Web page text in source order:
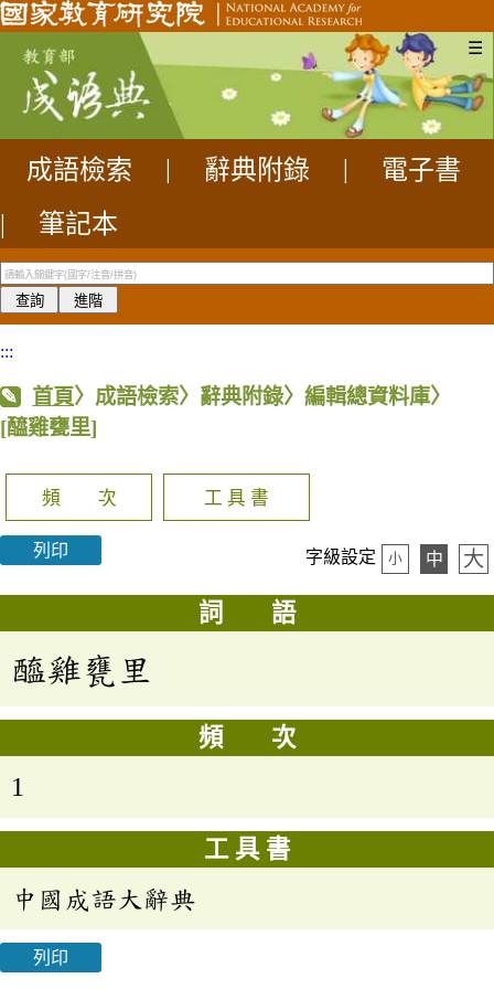
☰
成語檢索 辭典附錄
電子書
|
筆記本
:::
首頁〉成語檢索〉辭典附錄〉編輯總資料庫〉
[醯雞甕里]
頻 次 工 具 書
列印 字級設定 小 中 大
詞 語
醯雞甕里
頻 次
1
工 具 書
中國成語大辭典
列印